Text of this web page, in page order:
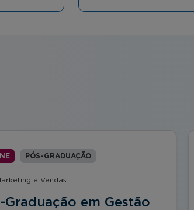
PÓS-GRADUAÇÃO
e Vendas
Graduação em Gestão